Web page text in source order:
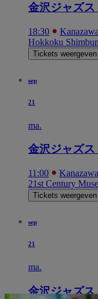
金沢ジャズ
18:30
Hokkoku
Tickets weergeven
sep
21
ma.
金沢ジャズス
11:00
21st Century
Tickets weergeven
sep
21
ma.
金沢ジャズス